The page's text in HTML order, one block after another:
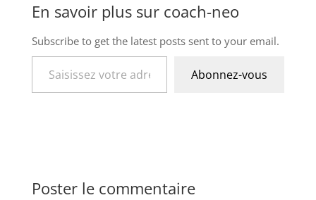
En savoir plus sur coach-neo
Subscribe to get the latest posts sent to your email.
Saisissez votre adresse e-mail…
Abonnez-vous
Poster le commentaire